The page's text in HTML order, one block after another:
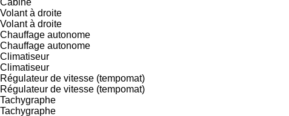
Volant à droite
Volant à droite
Chauffage autonome
Chauffage autonome
Climatiseur
Climatiseur
Régulateur de vitesse (tempomat)
Régulateur de vitesse (tempomat)
Tachygraphe
Tachygraphe